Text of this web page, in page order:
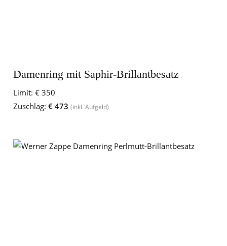
Damenring mit Saphir-Brillantbesatz
Limit: € 350
Zuschlag: € 473 (inkl. Aufgeld)